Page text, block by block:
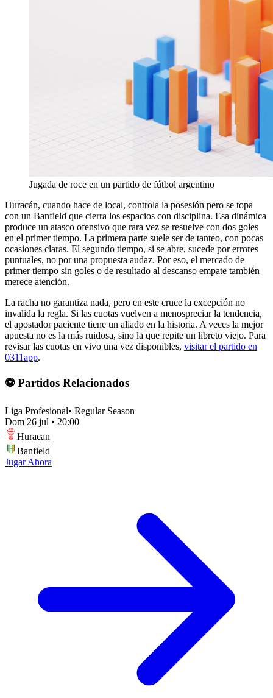
Jugada de roce en un partido de fútbol argentino
Huracán, cuando hace de local, controla la posesión pero se topa
con un Banfield que cierra los espacios con disciplina. Esa dinámica
produce un atasco ofensivo que rara vez se resuelve con dos goles
en el primer tiempo. La primera parte suele ser de tanteo, con pocas
ocasiones claras. El segundo tiempo, si se abre, sucede por errores
puntuales, no por una propuesta audaz. Por eso, el mercado de
primer tiempo sin goles o de resultado al descanso empate también
merece atención.
La racha no garantiza nada, pero en este cruce la excepción no
invalida la regla. Si las cuotas vuelven a menospreciar la tendencia,
el apostador paciente tiene un aliado en la historia. A veces la mejor
apuesta no es la más ruidosa, sino la que repite un libreto viejo. Para
revisar las cuotas en vivo una vez disponibles, visitar el partido en
0311app.
⚽ Partidos Relacionados
Liga Profesional• Regular Season
Dom 26 jul • 20:00
Huracan
Banfield
Jugar Ahora